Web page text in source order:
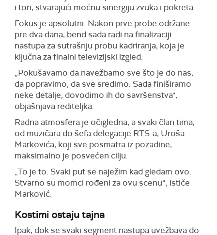
i ton, stvarajući moćnu sinergiju zvuka i pokreta.
Fokus je apsolutni. Nakon prve probe održane
pre dva dana, bend sada radi na finalizaciji
nastupa za sutrašnju probu kadriranja, koja je
ključna za finalni televizijski izgled.
„Pokušavamo da navežbamo sve što je do nas,
da popravimo, da sve sredimo. Sada finiširamo
neke detalje, dovodimo ih do savršenstva",
objašnjava rediteljka.
Radna atmosfera je očigledna, a svaki član tima,
od muzičara do šefa delegacije RTS-a, Uroša
Markovića, koji sve posmatra iz pozadine,
maksimalno je posvećen cilju.
„To je to. Svaki put se naježim kad gledam ovo.
Stvarno su momci rođeni za ovu scenu“, ističe
Marković.
Kostimi ostaju tajna
Ipak, dok se svaki segment nastupa uvežbava do